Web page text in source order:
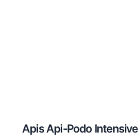
Apis Api-Podo